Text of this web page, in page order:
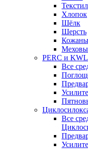
Хлопок
Шёлк
Шерсть
PERC и KWL
Все
Все